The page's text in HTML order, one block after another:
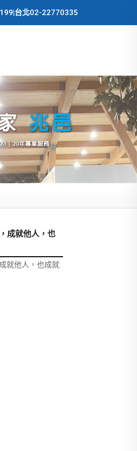
台北02-22770335
成就他人，也
就他人，也成就